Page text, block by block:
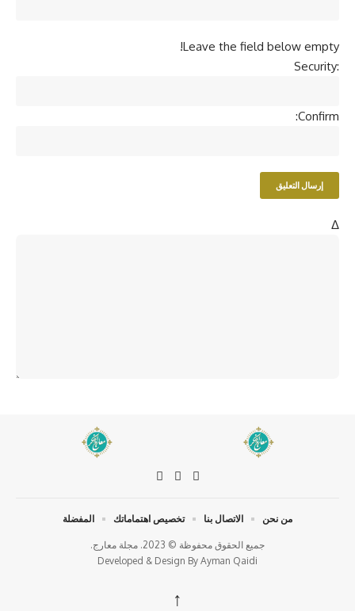
Leave the field below empty!
Security:
Confirm:
Δ
جميع الحقوق محفوظة © 2023. مجلة معارج.
Developed & Design By Ayman Qaidi
من نحن الاتصال بنا تخصيص اهتماماتك المفضلة
↑